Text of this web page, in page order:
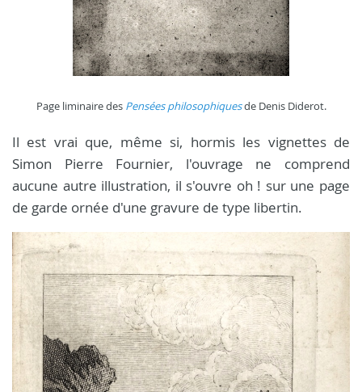
Page liminaire des Pensées philosophiquesde Denis Diderot.
Il est vrai que, même si, hormis les vignettes de
Simon Pierre Fournier, l'ouvrage ne comprend
aucune autre illustration, il s'ouvre oh ! sur une page
de garde ornée d'une gravure de type libertin.